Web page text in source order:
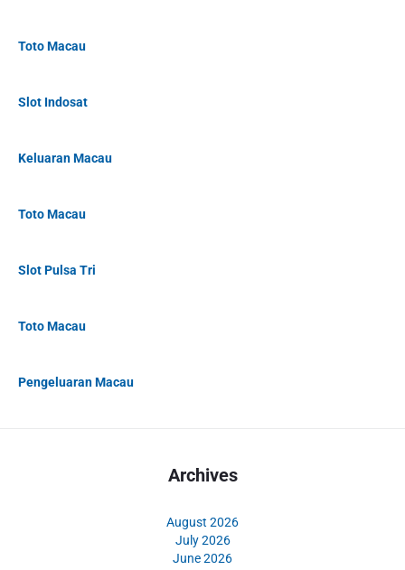
Toto Macau
Slot Indosat
Keluaran Macau
Toto Macau
Slot Pulsa Tri
Toto Macau
Pengeluaran Macau
Archives
August 2026
July 2026
June 2026